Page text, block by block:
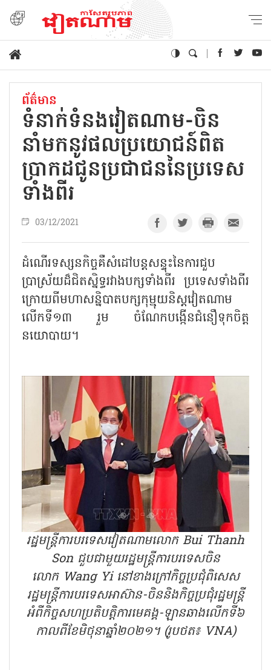
ព័ត៌មាន
ទំនាក់ទំនងវៀតណាម-ចិន
នាំមកនូវផលប្រយោជន៍ពិត
ប្រាកដជូនប្រជាជននៃប្រទេស
ទាំងពីរ
03/12/2021
ដំណើរទស្សនកិច្ចគឺសំដៅបន្តសន្ទុះនៃការជួប
ប្រាស្រ័យដ៏ជិតស្និទ្ធរវាងបក្សទាំងពីរ ប្រទេសទាំងពីរ
ក្រោយពីមហាសន្និបាតបក្សកុម្មុយនិស្តវៀតណាម
លើកទី១៣ រួម ចំណែកបង្កើនជំនឿទុកចិត្ត
នយោបាយ។
រដ្ឋមន្រ្តីការបរទេសវៀតណាមលោក Bui Thanh
Son ជួបជាមួយរដ្ឋមន្រ្តីការបរទេសចិន
លោក Wang Yi នៅខាងក្រៅកិច្ចប្រជុំពិសេស
រដ្ឋមន្រ្តីការបរទេសអាស៊ាន-ចិននិងកិច្ចប្រជុំរដ្ឋមន្រ្តី
អំពីកិច្ចសហប្រតិបត្តិការមេគង្គ-ឡានឆាងលើកទី៦
កាលពីខែមិថុនាឆ្នាំ២០២១។ (រូបថត៖ VNA)